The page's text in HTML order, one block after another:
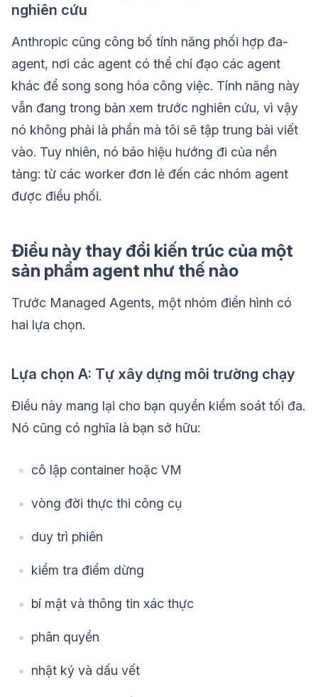
nghiên cứu
Anthropic cũng công bố tính năng phối hợp đa-
agent, nơi các agent có thể chỉ đạo các agent
khác để song song hóa công việc. Tính năng này
vẫn đang trong bản xem trước nghiên cứu, vì vậy
nó không phải là phần mà tôi sẽ tập trung bài viết
vào. Tuy nhiên, nó báo hiệu hướng đi của nền
tảng: từ các worker đơn lẻ đến các nhóm agent
được điều phối.
Điều này thay đổi kiến trúc của một
sản phẩm agent như thế nào
Trước Managed Agents, một nhóm điển hình có
hai lựa chọn.
Lựa chọn A: Tự xây dựng môi trường chạy
Điều này mang lại cho bạn quyền kiểm soát tối đa.
Nó cũng có nghĩa là bạn sở hữu:
cô lập container hoặc VM
vòng đời thực thi công cụ
duy trì phiên
kiểm tra điểm dừng
bí mật và thông tin xác thực
phân quyền
nhật ký và dấu vết